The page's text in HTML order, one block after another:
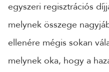
egyszeri regisztrációs
melynek összege
ellenére mégis sokan
melynek oka, hogy a